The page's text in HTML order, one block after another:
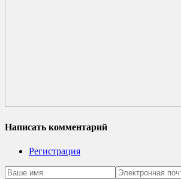
Написать комментарий
Регистрация